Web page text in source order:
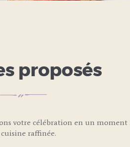
proposés
votre célébration en un moment
raffinée.